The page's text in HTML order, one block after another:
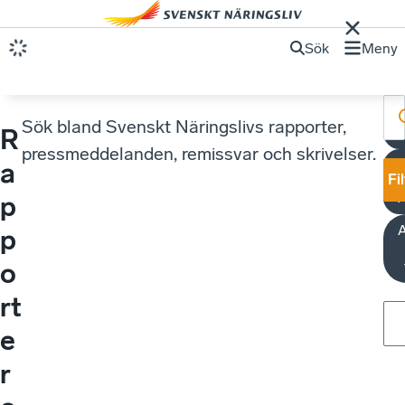
Sök Meny
R
a
p
p
o
rt
e
r
Sök bland Svenskt Näringslivs rapporter,
pressmeddelanden, remissvar och skrivelser.